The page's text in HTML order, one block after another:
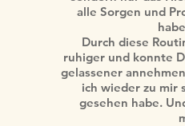
alle Sorgen und
Durch diese
ruhiger und konnte
gelassener
ich wieder zu mir
gesehen habe.